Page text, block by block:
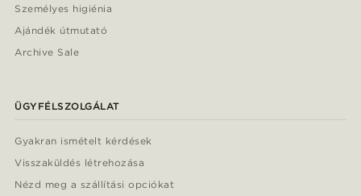
Személyes higiénia
Ajándék útmutató
Archive Sale
ÜGYFÉLSZOLGÁLAT
Gyakran ismételt kérdések
Visszaküldés létrehozása
Nézd meg a szállítási opciókat